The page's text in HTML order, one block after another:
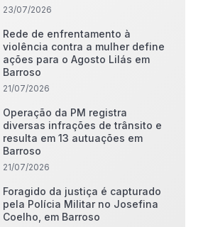
23/07/2026
Rede de enfrentamento à
violência contra a mulher define
ações para o Agosto Lilás em
Barroso
21/07/2026
Operação da PM registra
diversas infrações de trânsito e
resulta em 13 autuações em
Barroso
21/07/2026
Foragido da justiça é capturado
pela Polícia Militar no Josefina
Coelho, em Barroso